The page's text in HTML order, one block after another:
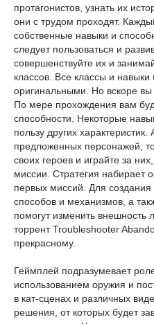
протагонистов, узнать их
они с трудом проходят.
собственные навыки и
следует пользоваться и
совершенствуйте их и
классов. Все классы и
оригинальными. Но вскоре вы
По мере прохождения вам
способности. Некоторые
пользу других
предложенных персонажей,
своих героев и играйте за
миссии. Стратегия набирает
первых миссий. Для создания
способов и механизмов, а
помогут изменить внешность
торрент Troubleshooter
прекрасному.
Геймплей подразумевает
использованием оружия и
в кат-сценах и различных
решения, от которых будет